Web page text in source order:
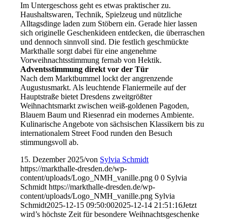
Im Untergeschoss geht es etwas praktischer zu.
Haushaltswaren, Technik, Spielzeug und nützliche
Alltagsdinge laden zum Stöbern ein. Gerade hier lassen
sich originelle Geschenkideen entdecken, die überraschen
und dennoch sinnvoll sind. Die festlich geschmückte
Markthalle sorgt dabei für eine angenehme
Vorweihnachtsstimmung fernab von Hektik.
Adventsstimmung direkt vor der Tür
Nach dem Marktbummel lockt der angrenzende
Augustusmarkt. Als leuchtende Flaniermeile auf der
Hauptstraße bietet Dresdens zweitgrößter
Weihnachtsmarkt zwischen weiß-goldenen Pagoden,
Blauem Baum und Riesenrad ein modernes Ambiente.
Kulinarische Angebote von sächsischen Klassikern bis zu
internationalem Street Food runden den Besuch
stimmungsvoll ab.
15. Dezember 2025/von Sylvia Schmidt
https://markthalle-dresden.de/wp-
content/uploads/Logo_NMH_vanille.png 0 0 Sylvia
Schmidt https://markthalle-dresden.de/wp-
content/uploads/Logo_NMH_vanille.png Sylvia
Schmidt2025-12-15 09:50:002025-12-14 21:51:16Jetzt
wird’s höchste Zeit für besondere Weihnachtsgeschenke